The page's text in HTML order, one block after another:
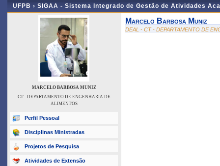
UFPB › SIGAA - Sistema Integrado de Gestão de Atividades
MARCELO BARBOSA MUNIZ
CT - DEPARTAMENTO DE ENGENHARIA DE
ALIMENTOS
Perfil Pessoal
Disciplinas Ministradas
Projetos de Pesquisa
Atividades de Extensão
Marcelo Barbosa Muniz
DEAL - CT - DEPARTAMENTO DE